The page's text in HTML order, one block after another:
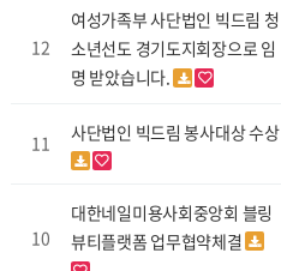
12
여성가족부 사단법인 빅드림 청
소년선도 경기도지회장으로 임
명 받았습니다.
11 사단법인 빅드림 봉사대상 수상
10
대한네일미용사회중앙회 블링
뷰티플랫폼 업무협약체결